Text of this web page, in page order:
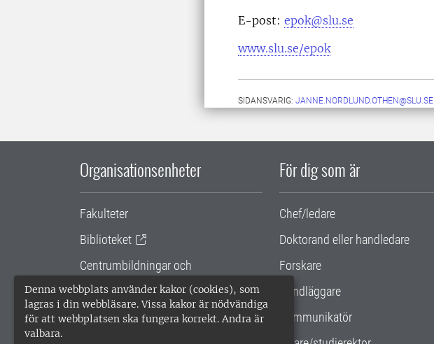
Denna webbplats använder kakor (cookies), som
lagras i din webbläsare. Vissa kakor är nödvändiga
för att webbplatsen ska fungera korrekt. Andra är
valbara.
E-post: epok@slu.se
www.slu.se/epok
SIDANSVARIG: JANNE.NORDLUND.OTHEN@SLU.SE
Organisationsenheter
Fakulteter
Biblioteket
Centrumbildningar och
samarbetsprojekt
Gemensamma verksamhetsstödet
För dig som är
Chef/ledare
Doktorand eller handledare
Forskare
Handläggare
Kommunikatör